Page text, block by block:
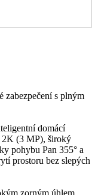
zabezpečení s plným
domácí
2K (3 MP), široký
pohybu Pan 355° a
prostoru bez slepých
zorným úhlem